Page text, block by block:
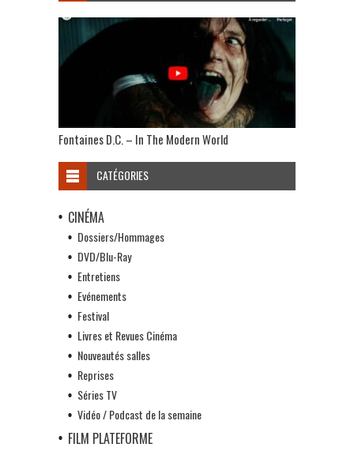
Fontaines D.C. – In The Modern World
CATÉGORIES
CINÉMA
Dossiers/Hommages
DVD/Blu-Ray
Entretiens
Evénements
Festival
Livres et Revues Cinéma
Nouveautés salles
Reprises
Séries TV
Vidéo / Podcast de la semaine
FILM PLATEFORME